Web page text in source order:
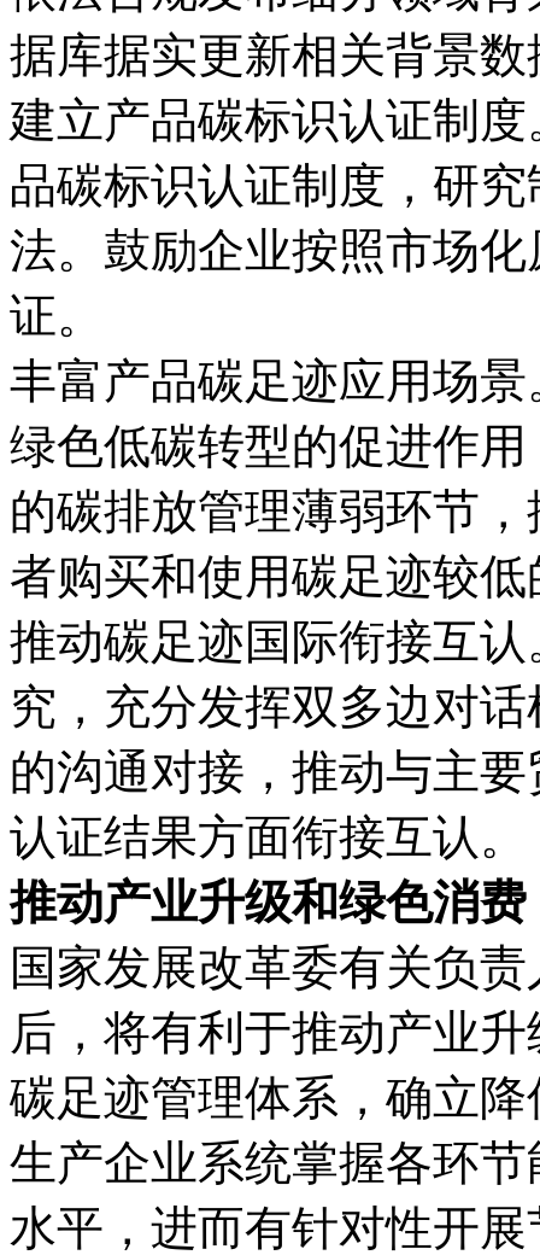
据库据实更新相关背景数
建立产品碳标识认证制
品碳标识认证制度，研
法。鼓励企业按照市场
证。
丰富产品碳足迹应用场
绿色低碳转型的促进作
的碳排放管理薄弱环节
者购买和使用碳足迹较
推动碳足迹国际衔接互
究，充分发挥双多边对
的沟通对接，推动与主
认证结果方面衔接互认。
推动产业升级和绿色消费
国家发展改革委有关负
后，将有利于推动产业
碳足迹管理体系，确立
生产企业系统掌握各环
水平，进而有针对性开